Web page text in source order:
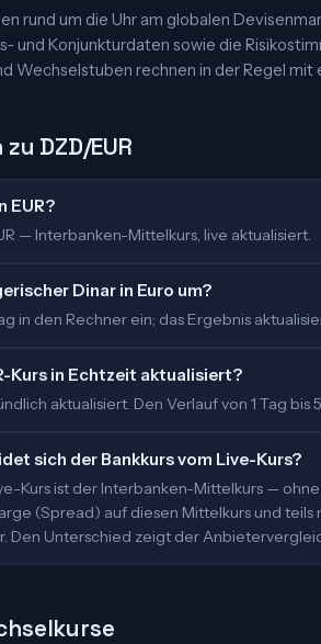
rund um die Uhr am globalen
und Konjunkturdaten sowie die
Wechselstuben rechnen in der Regel mit
DZD/EUR
EUR?
— Interbanken-Mittelkurs, live aktualisiert.
Dinar in Euro um?
in den Rechner ein; das Ergebnis
Kurs in Echtzeit aktualisiert?
aktualisiert. Den Verlauf von 1 Tag bis
sich der Bankkurs vom Live-Kurs?
Kurs ist der Interbanken-Mittelkurs —
(Spread) auf diesen Mittelkurs und
Den Unterschied zeigt der